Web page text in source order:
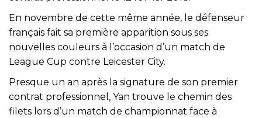
En novembre de cette même année, le défenseur
français fait sa première apparition sous ses
nouvelles couleurs à l’occasion d’un match de
League Cup contre Leicester City.
Presque un an après la signature de son premier
contrat professionnel, Yan trouve le chemin des
filets lors d’un match de championnat face à